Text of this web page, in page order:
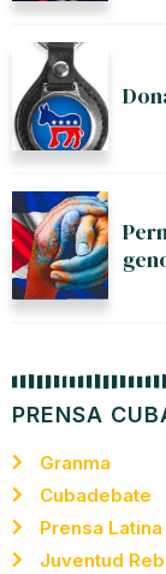
PRENSA
Granma
Cubadebate
Prensa Latina
Juventud